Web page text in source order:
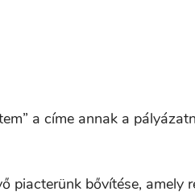
a címe annak a
piacterünk bővítése, amely